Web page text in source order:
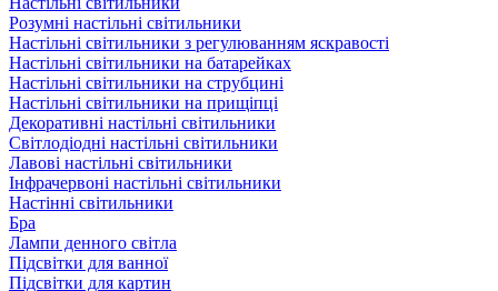
Розумні настільні світильники
Настільні світильники з регулюванням яскравості
Настільні світильники на батарейках
Настільні світильники на струбцині
Настільні світильники на прищіпці
Декоративні настільні світильники
Світлодіодні настільні світильники
Лавові настільні світильники
Інфрачервоні настільні світильники
Настінні світильники
Бра
Лампи денного світла
Підсвітки для ванної
Підсвітки для картин